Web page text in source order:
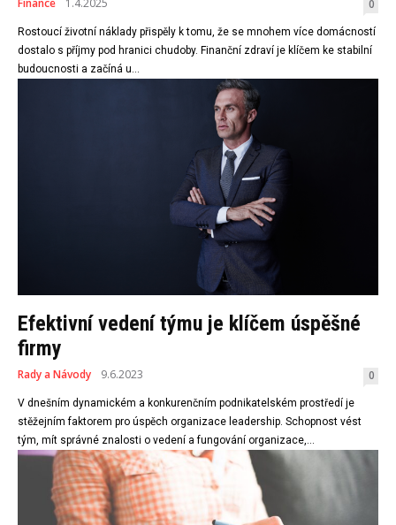
0
Rostoucí životní náklady přispěly k tomu, že se mnohem více domácností
dostalo s příjmy pod hranici chudoby. Finanční zdraví je klíčem ke stabilní
budoucnosti a začíná u...
Efektivní vedení týmu je klíčem úspěšné
firmy
Rady a Návody 9.6.2023 0
V dnešním dynamickém a konkurenčním podnikatelském prostředí je
stěžejním faktorem pro úspěch organizace leadership. Schopnost vést
tým, mít správné znalosti o vedení a fungování organizace,...